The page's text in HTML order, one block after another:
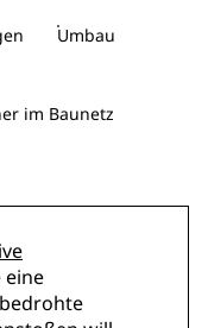
Umbau
im Baunetz
eine